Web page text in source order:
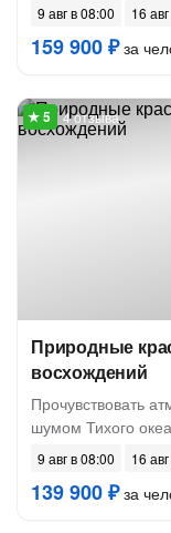
9 авг в 08:00 16
159 900 ₽за
4 отзыва
Природные
восхождений
Прочувствовать
шумом Тихого
9 авг в 08:00 16
139 900 ₽за